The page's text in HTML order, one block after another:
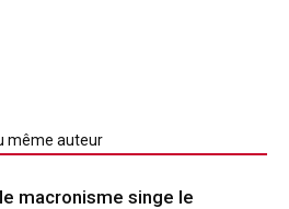
même auteur
macronisme singe le